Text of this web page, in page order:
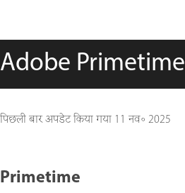
Adobe Primetime
पिछली बार अपडेट किया गया 11 नव॰ 2025
Primetime